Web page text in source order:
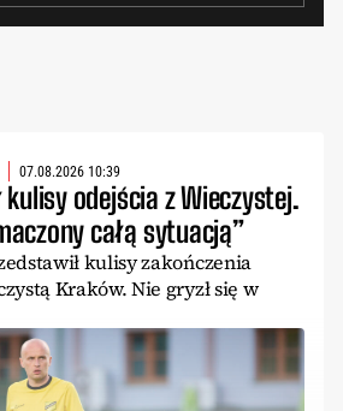
07.08.2026 10:39
kulisy odejścia z Wieczystej.
całą sytuacją”
kulisy zakończenia
Kraków. Nie gryzł się w